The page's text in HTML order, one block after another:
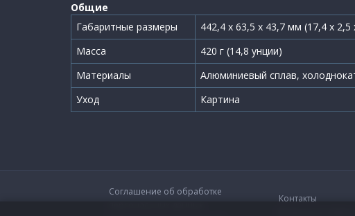
Общие
Габаритные размеры
442,4 х 63,5 х 43,7 мм (17,4 х
Масса
420 г (14,8 унции)
Материалы
Алюминиевый сплав,
Уход
Картина
Соглашение об обработке
Контакты